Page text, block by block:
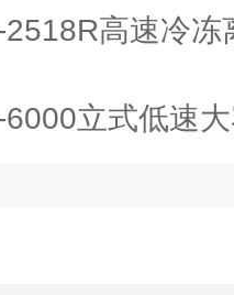
高速冷冻
立式低速大